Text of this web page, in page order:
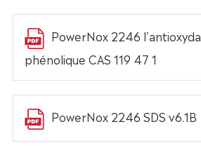
PowerNox 2246
phénolique CAS 119 47 1
PowerNox 2246 SDS v6.1B